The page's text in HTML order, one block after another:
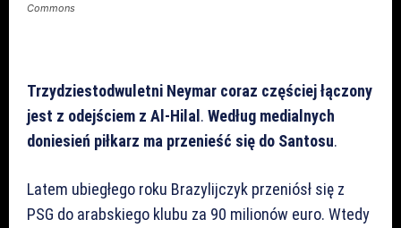
Commons
Trzydziestodwuletni Neymar coraz częściejłączony
jest z odejściem z Al-Hilal. Według medialnych
doniesień piłkarz ma przenieść się do Santosu.
Latem ubiegłego roku Brazylijczyk przeniósł się z
PSG do arabskiego klubu za 90 milionów euro. Wtedy